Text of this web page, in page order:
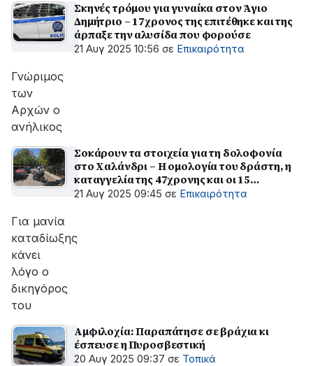
Σκηνές τρόμου για γυναίκα στον Άγιο
Δημήτριο – 17χρονος της επιτέθηκε και της
άρπαξε την αλυσίδα που φορούσε
21 Αυγ 2025 10:56 σε Επικαιρότητα
Γνώριμος
των
Αρχών ο
ανήλικος
Σοκάρουν τα στοιχεία για τη δολοφονία
στο Χαλάνδρι – Η ομολογία του δράστη, η
καταγγελία της 47χρονης και οι 15
μαχαιριές
21 Αυγ 2025 09:45 σε Επικαιρότητα
Για μανία
καταδίωξης
κάνει
λόγο ο
δικηγόρος
του
Αμφιλοχία: Παραπάτησε σε βράχια κι
έσπευσε η Πυροσβεστική
20 Αυγ 2025 09:37 σε Τοπικά